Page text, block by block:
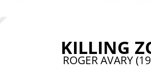
KILLING
ROGER AVARY